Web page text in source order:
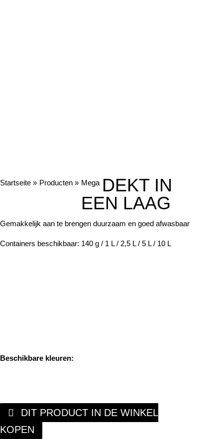
Startseite » Producten » Mega DEKT IN
EEN LAAG
Gemakkelijk aan te brengen duurzaam en goed afwasbaar
Containers beschikbaar: 140 g / 1 L / 2,5 L / 5 L / 10 L
Beschikbare kleuren:
DIT PRODUCT IN DE WINKEL
KOPEN